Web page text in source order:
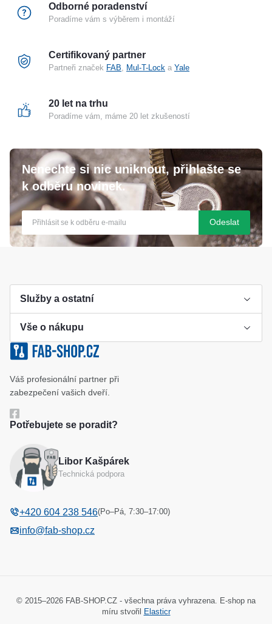
Odborné poradenství
Poradíme vám s výběrem i montáží
Certifikovaný partner
Partneři značek FAB Mul-T-Lock a Yale
20 let na trhu
Poradíme vám, máme 20 let zkušeností
Nenechte si nic uniknout, přihlašte se
k odběru novinek.
Odeslat
Služby a ostatní
Výroba klíče
Klíčové systémy
Katalog
Vše o nákupu
Cookies a podmínky používání
Ochrana osobních údajů
Odstoupení od kupní smlouvy
Váš profesionální partner při
zabezpečení vašich dveří.
Potřebujete se poradit?
Libor Kašpárek
Technická podpora
+420 604 238 546(Po–Pá, 7:30–17:00)
info@fab-shop.cz
© 2015–2026 FAB-SHOP.CZ - všechna práva vyhrazena. E-shop na
míru stvořil
Elasticr